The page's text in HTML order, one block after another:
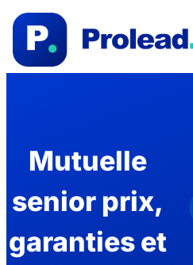
Mutuelle
senior prix,
garanties et